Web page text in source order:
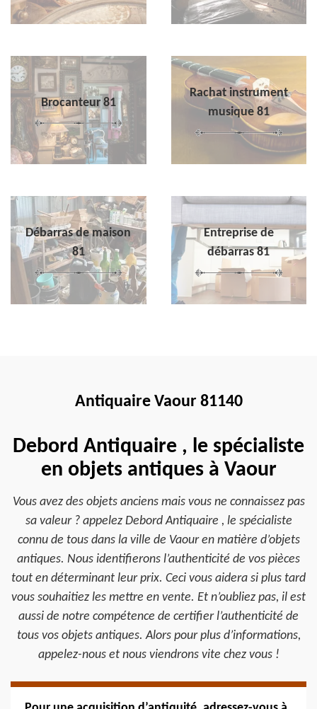
Brocanteur 81
Rachat instrument
musique 81
Débarras de maison
81
Entreprise de
débarras 81
Antiquaire Vaour 81140
Debord Antiquaire , le spécialiste
en objets antiques à Vaour
Vous avez des objets anciens mais vous ne connaissez pas
sa valeur ? appelez Debord Antiquaire , le spécialiste
connu de tous dans la ville de Vaour en matière d’objets
antiques. Nous identifierons l’authenticité de vos pièces
tout en déterminant leur prix. Ceci vous aidera si plus tard
vous souhaitiez les mettre en vente. Et n’oubliez pas, il est
aussi de notre compétence de certifier l’authenticité de
tous vos objets antiques. Alors pour plus d’informations,
appelez-nous et nous viendrons vite chez vous !